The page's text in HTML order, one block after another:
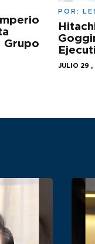
Grupo
POR:
JULIO 29